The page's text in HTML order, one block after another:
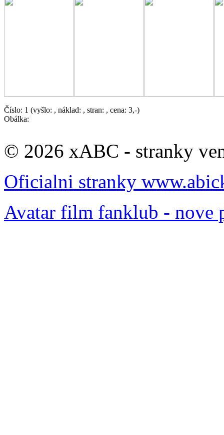
Číslo: 1 (vyšlo: , náklad: , stran: , cena: 3,-)
Obálka:
© 2026 xABC - stranky
Oficialni stranky
Avatar film fanklub - nove